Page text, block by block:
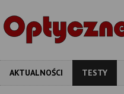
AKTUALNOŚCI TESTY